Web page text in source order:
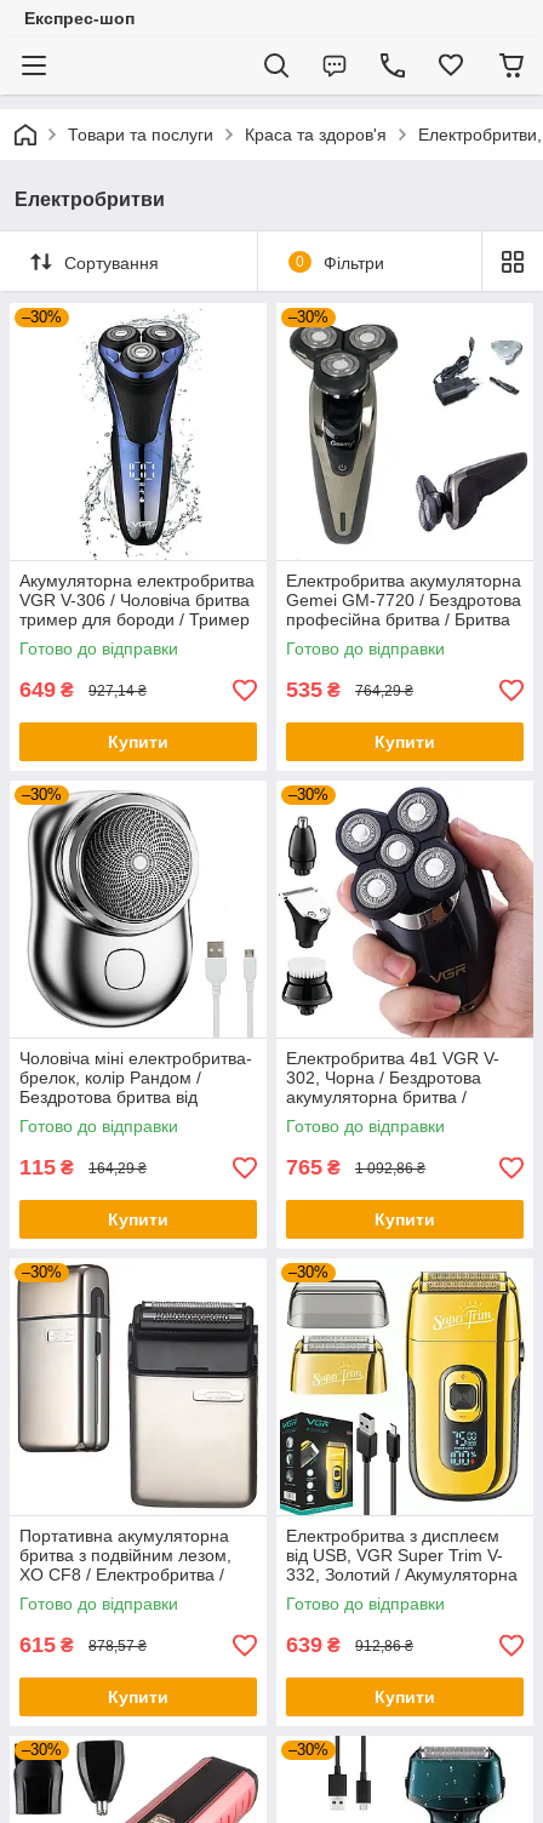
Експрес-шоп
Товари та послуги Краса та здоров'я
Електробритви
Сортування 0 Фільтри
–30%
Акумуляторна електробритва
VGR V-306 / Чоловіча бритва
тример для бороди / Тример
для стрижки бороди
Готово до відправки
649 ₴ 927,14 ₴
Купити
–30%
Електробритва акумуляторна
Gemei GM-7720 / Бездротова
професійна бритва / Бритва
електрична
Готово до відправки
535 ₴ 764,29 ₴
Купити
–30%
Чоловіча міні електробритва-
брелок, колір Рандом /
Бездротова бритва від
акумулятора / Портативна
бритва
Готово до відправки
115 ₴ 164,29 ₴
Купити
–30%
Електробритва 4в1 VGR V-
302, Чорна / Бездротова
акумуляторна бритва /
Бритва електрична
Готово до відправки
765 ₴ 1 092,86 ₴
Купити
–30%
Портативна акумуляторна
бритва з подвійним лезом,
XO CF8 / Електробритва /
Машинка для гоління
Готово до відправки
615 ₴ 878,57 ₴
Купити
–30%
Електробритва з дисплеєм
від USB, VGR Super Trim V-
332, Золотий / Акумуляторна
бритва для обличчя / Шейвер
Готово до відправки
639 ₴ 912,86 ₴
Купити
–30% –30%